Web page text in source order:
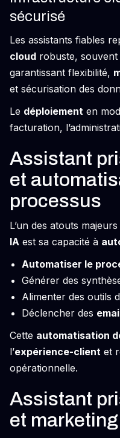
sécurisé
Les assistants fiables
cloud robuste,
garantissant flexibilité,
et sécurisation des
Le déploiement en
facturation,
Assistant
et
processus
L’un des atouts majeurs
IA est sa capacité à
Automatiser le
Générer des
Alimenter des outils
Déclencher des
Cette automatisation
l’expérience-client et
opérationnelle.
Assistant
et